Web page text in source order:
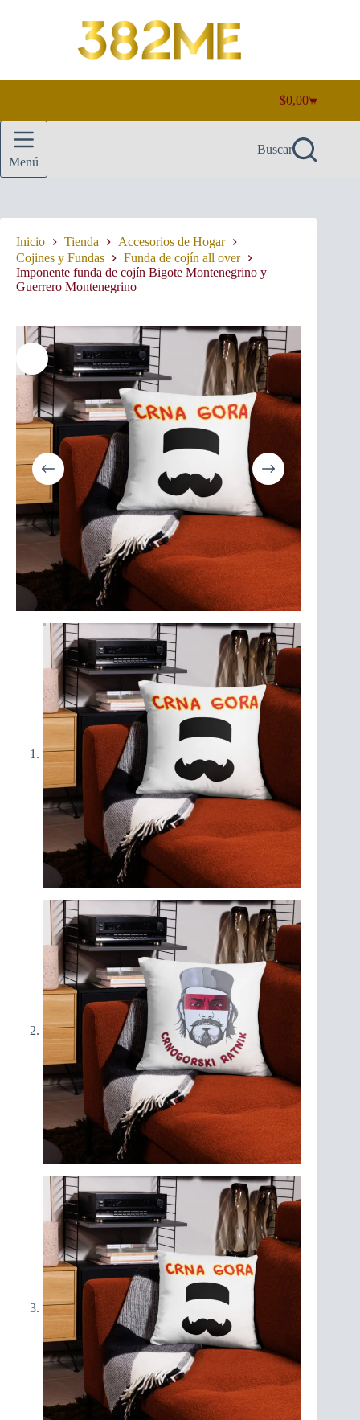
Carro
de
compra
$0,00
Menú
Buscar
Inicio Tienda
Accesorios de Hogar
Cojines y Fundas
Funda de cojín all over
Imponente funda de cojín Bigote Montenegrino y
Guerrero Montenegrino